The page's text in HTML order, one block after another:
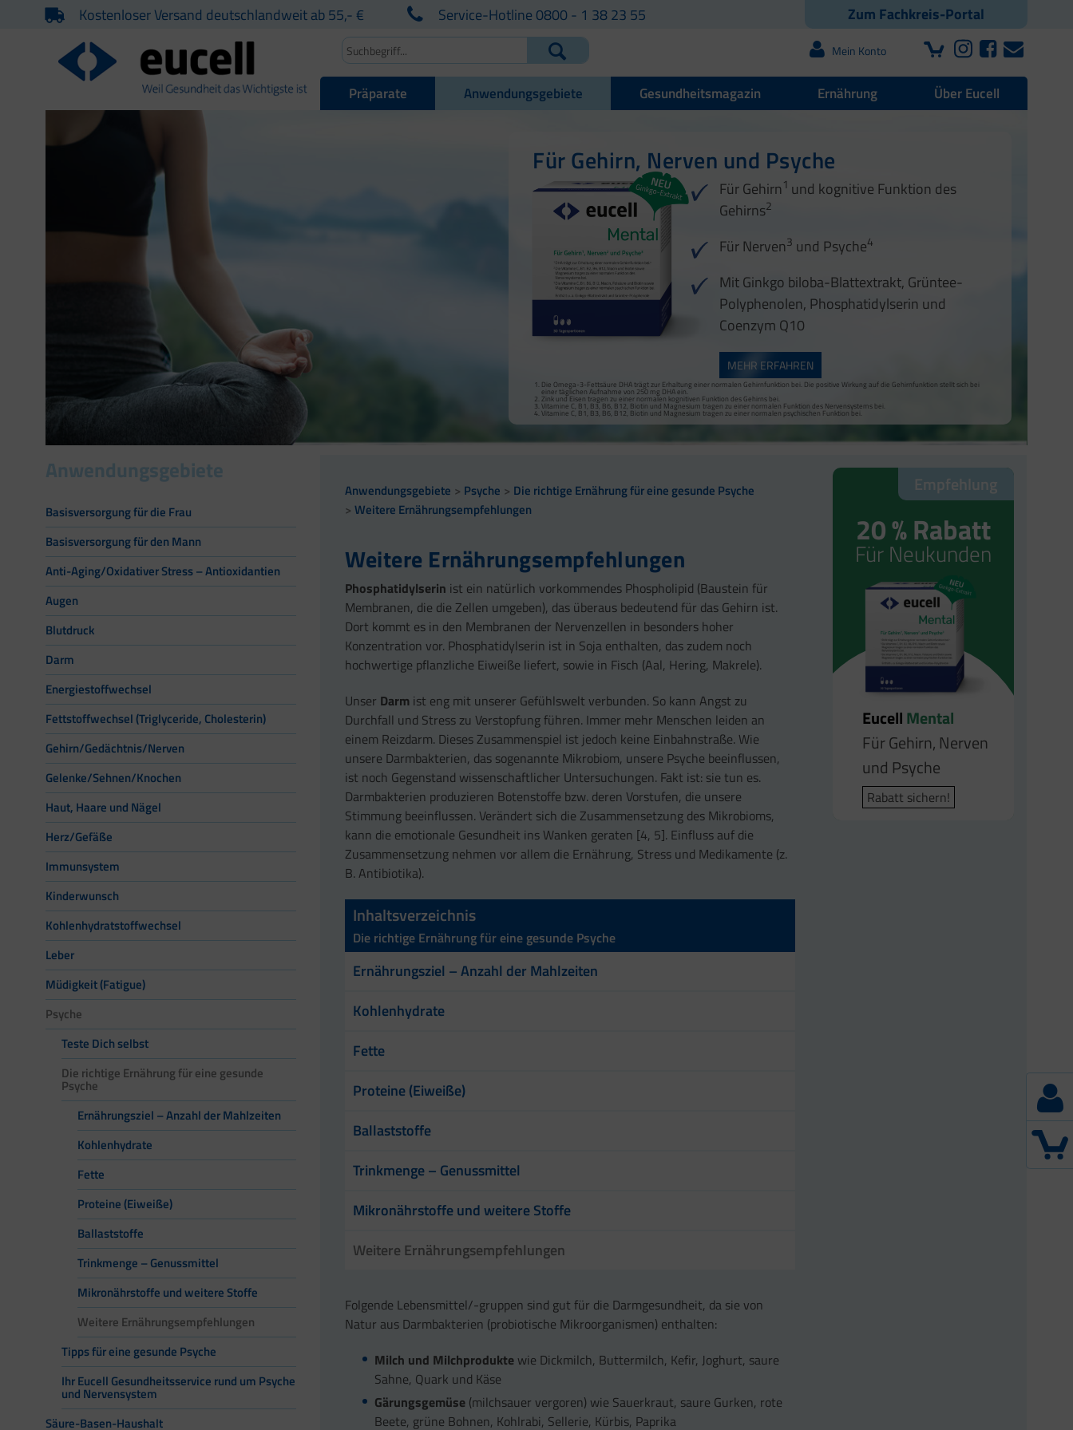
Zum Fachkreis-Portal
Kostenloser Versand deutschlandweit ab 55,- € Service-Hotline 0800 - 1 38 23 55
Mein Konto
Präparate Anwendungsgebiete Gesundheitsmagazin Ernährung Über Eucell
Für Gehirn, Nerven und Psyche
Für Gehirn1 und kognitive Funktion des
Gehirns2
Für Nerven3 und Psyche4
Mit Ginkgo biloba-Blattextrakt, Grüntee-
Polyphenolen, Phosphatidylserin und
Coenzym Q10
MEHR ERFAHREN
Die Omega-3-Fettsäure DHA trägt zur Erhaltung einer normalen Gehirnfunktion bei. Die positive Wirkung auf die Gehirnfunktion stellt sich bei
einer täglichen Aufnahme von 250 mg DHA ein.
Zink und Eisen tragen zu einer normalen kognitiven Funktion des Gehirns bei.
Vitamine C, B1, B3, B6, B12, Biotin und Magnesium tragen zu einer normalen Funktion des Nervensystems bei.
Vitamine C, B1, B3, B6, B12, Biotin und Magnesium tragen zu einer normalen psychischen Funktion bei.
Anwendungsgebiete
Basisversorgung für die Frau
Basisversorgung für den Mann
Anti-Aging/Oxidativer Stress – Antioxidantien
Augen
Blutdruck
Darm
Energiestoffwechsel
Fettstoffwechsel (Triglyceride, Cholesterin)
Gehirn/Gedächtnis/Nerven
Gelenke/Sehnen/Knochen
Haut, Haare und Nägel
Herz/Gefäße
Immunsystem
Kinderwunsch
Kohlenhydratstoffwechsel
Leber
Müdigkeit (Fatigue)
Psyche
Teste Dich selbst
Die richtige Ernährung für eine gesunde
Psyche
Ernährungsziel – Anzahl der Mahlzeiten
Kohlenhydrate
Fette
Proteine (Eiweiße)
Ballaststoffe
Trinkmenge – Genussmittel
Mikronährstoffe und weitere Stoffe
Weitere Ernährungsempfehlungen
Tipps für eine gesunde Psyche
Ihr Eucell Gesundheitsservice rund um Psyche
und Nervensystem
Säure-Basen-Haushalt
Anwendungsgebiete Psyche
Die richtige Ernährung für eine gesunde Psyche
Weitere Ernährungsempfehlungen
Weitere Ernährungsempfehlungen
Phosphatidylserin ist ein natürlich vorkommendes Phospholipid (Baustein für
Membranen, die die Zellen umgeben), das überaus bedeutend für das Gehirn ist.
Dort kommt es in den Membranen der Nervenzellen in besonders hoher
Konzentration vor. Phosphatidylserin ist in Soja enthalten, das zudem noch
hochwertige pflanzliche Eiweiße liefert, sowie in Fisch (Aal, Hering, Makrele).
Unser Darm ist eng mit unserer Gefühlswelt verbunden. So kann Angst zu
Durchfall und Stress zu Verstopfung führen. Immer mehr Menschen leiden an
einem Reizdarm. Dieses Zusammenspiel ist jedoch keine Einbahnstraße. Wie
unsere Darmbakterien, das sogenannte Mikrobiom, unsere Psyche beeinflussen,
ist noch Gegenstand wissenschaftlicher Untersuchungen. Fakt ist: sie tun es.
Darmbakterien produzieren Botenstoffe bzw. deren Vorstufen, die unsere
Stimmung beeinflussen. Verändert sich die Zusammensetzung des Mikrobioms,
kann die emotionale Gesundheit ins Wanken geraten [4, 5]. Einfluss auf die
Zusammensetzung nehmen vor allem die Ernährung, Stress und Medikamente (z.
B. Antibiotika).
Inhaltsverzeichnis
Die richtige Ernährung für eine gesunde Psyche
Ernährungsziel – Anzahl der Mahlzeiten
Kohlenhydrate
Fette
Proteine (Eiweiße)
Ballaststoffe
Trinkmenge – Genussmittel
Mikronährstoffe und weitere Stoffe
Weitere Ernährungsempfehlungen
Folgende Lebensmittel/-gruppen sind gut für die Darmgesundheit, da sie von
Natur aus Darmbakterien (probiotische Mikroorganismen) enthalten:
Milch und Milchprodukte wie Dickmilch, Buttermilch, Kefir, Joghurt, saure
Sahne, Quark und Käse
Gärungsgemüse (milchsauer vergoren) wie Sauerkraut, saure Gurken, rote
Beete, grüne Bohnen, Kohlrabi, Sellerie, Kürbis, Paprika
Empfehlung
20 % Rabatt
Für Neukunden
EucellMental
Für Gehirn, Nerven
und Psyche
Rabatt sichern!